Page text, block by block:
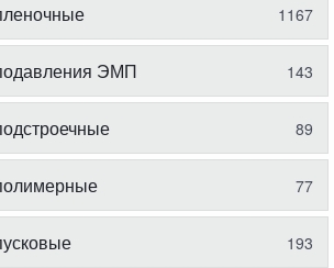
1167
ЭМП 143
89
77
193